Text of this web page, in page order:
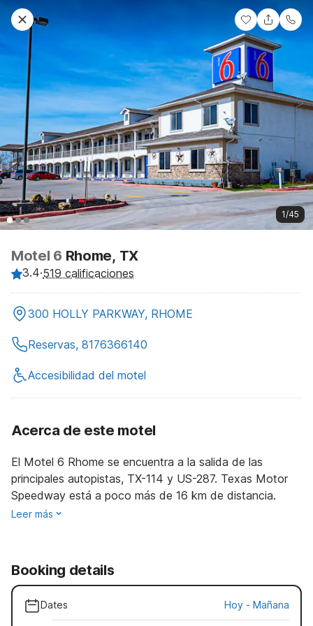
1/45
Motel 6 Rhome, TX
3.4·519 calificaciones
300 HOLLY PARKWAY, RHOME
Reservas, 8176366140
Accesibilidad del motel
Acerca de este motel
El Motel 6 Rhome se encuentra a la salida de las
principales autopistas, TX-114 y US-287. Texas Motor
Speedway está a poco más de 16 km de distancia.
Leer más
Booking details
Dates Hoy - Mañana